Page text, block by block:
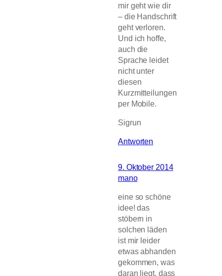
mir geht wie dir
– die Handschrift
geht verloren.
Und ich hoffe,
auch die
Sprache leidet
nicht unter
diesen
Kurzmitteilungen
per Mobile.
Sigrun
Antworten
9. Oktober 2014
mano
eine so schöne
idee! das
stöbern in
solchen läden
ist mir leider
etwas abhanden
gekommen, was
daran liegt, dass